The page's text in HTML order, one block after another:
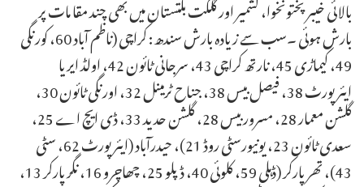
بالائی خیبر پختونخوا، کشمیر اور گلگت بلتستان میں بھی چند مقا مات پر
بارش ہوئی ۔سب سے زیادہ بارش سندھ: کراچی (ناظم آباد 60، کورنگی
49، کیماڑی 45، نارتھ کراچی 43، سرجانی ٹائون 42، اولڈ ایریا
ایئرپورٹ 38، فیصل بیس 38، جناح ٹرمینل 32، اورنگی ٹائون 30،
گلشن معمار 28، مسرور بیس 28، گلشن حدید 33، ڈی ایچ اے 25،
سعدی ٹائون 23، یونیورسٹی روڈ 21)، حیدرآباد (ایئرپورٹ 62، سٹی
43)، تھرپارکر (ڈہلی 59، کلوئی 40، ڈپلو 25، چھاچرو 16، نگرپارکر 13،